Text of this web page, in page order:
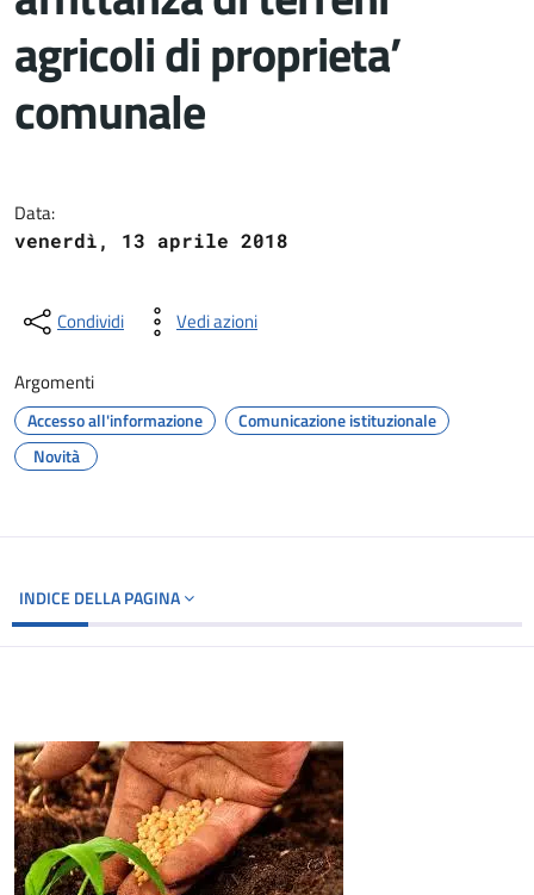
agricoli di proprieta’
comunale
Data:
venerdì, 13 aprile 2018
Condividi Vedi azioni
Argomenti
Accesso all'informazione
Comunicazione istituzionale
Novità
INDICE DELLA PAGINA